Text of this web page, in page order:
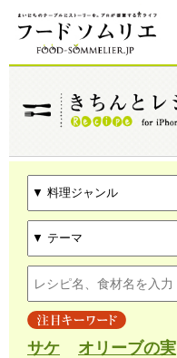
サケ オリーブの実